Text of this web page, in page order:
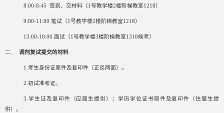
8:00-8:45 签到、交材料（1号教学楼2楼阶梯教室1218）
9:00-11:00 笔试（1号教学楼2楼阶梯教室1218）
13:00-18:00 面试（1号教学楼3楼阶梯教室1318候考）
二、 调剂复试提交的材料
1. 考生身份证原件及复印件（正反两面）。
2. 初试准考证。
3. 学生证及复印件（应届生提供）；学历学位证书原件及复印件（往届生提
供）。